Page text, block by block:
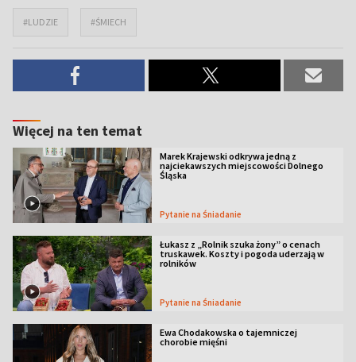
#LUDZIE #ŚMIECH
Więcej na ten temat
Marek Krajewski odkrywa jedną z
najciekawszych miejscowości Dolnego
Śląska
Pytanie na Śniadanie
Łukasz z „Rolnik szuka żony” o cenach
truskawek. Koszty i pogoda uderzają w
rolników
Pytanie na Śniadanie
Ewa Chodakowska o tajemniczej
chorobie mięśni